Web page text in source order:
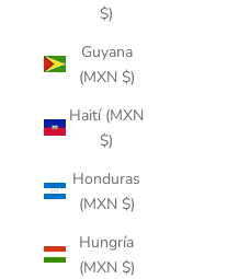
$)
Guyana
(MXN $)
Haití (MXN
$)
Honduras
(MXN $)
Hungría
(MXN $)